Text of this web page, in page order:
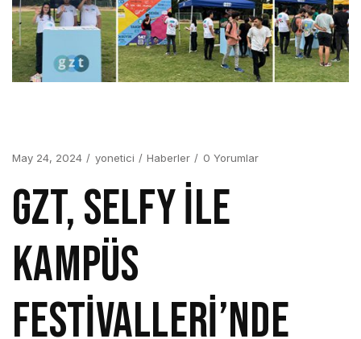
May 24, 2024 yonetici Haberler 0 Yorumlar
GZT, SELFY İLE
KAMPÜS
FESTİVALLERİ’NDE